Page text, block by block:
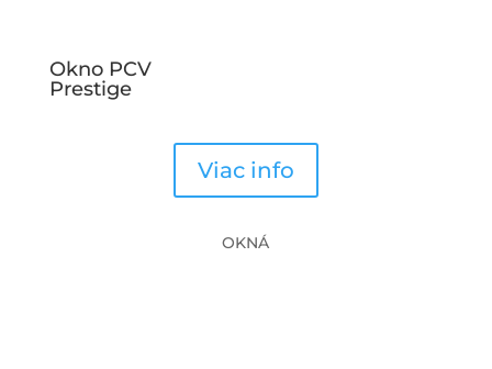
Okno PCV
Prestige
Viac info
OKNÁ